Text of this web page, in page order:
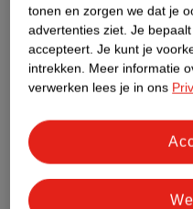
Nature Impact Score
Dit
Impact
Bestel &
tonen en zorgen we dat je
advertenties ziet. Je
accepteert. Je kunt je
intrekken. Meer informatie
verwerken lees je in ons